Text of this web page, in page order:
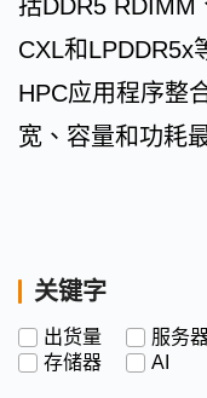
括DDR5 RDIMM
CXL和LPDDR5x
HPC应用程序整
宽、容量和功耗
关键字
出货量 服务
存储器
AI